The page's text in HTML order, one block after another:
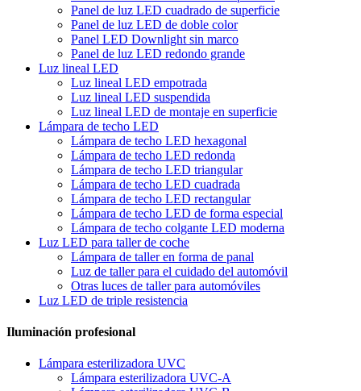
Panel de luz LED cuadrado de superficie
Panel de luz LED de doble color
Panel LED Downlight sin marco
Panel de luz LED redondo grande
Luz lineal LED
Luz lineal LED empotrada
Luz lineal LED suspendida
Luz lineal LED de montaje en superficie
Lámpara de techo LED
Lámpara de techo LED hexagonal
Lámpara de techo LED redonda
Lámpara de techo LED triangular
Lámpara de techo LED cuadrada
Lámpara de techo LED rectangular
Lámpara de techo LED de forma especial
Lámpara de techo colgante LED moderna
Luz LED para taller de coche
Lámpara de taller en forma de panal
Luz de taller para el cuidado del automóvil
Otras luces de taller para automóviles
Luz LED de triple resistencia
Iluminación profesional
Lámpara esterilizadora UVC
Lámpara esterilizadora UVC-A